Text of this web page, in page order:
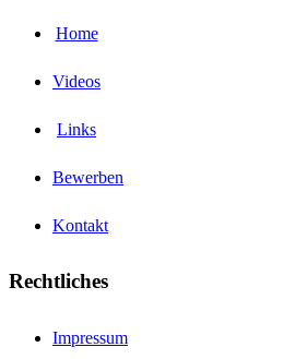
Home
Videos
Links
Bewerben
Kontakt
Rechtliches
Impressum